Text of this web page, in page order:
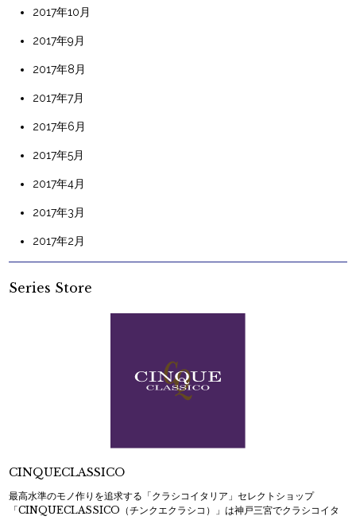
2017年10月
2017年9月
2017年8月
2017年7月
2017年6月
2017年5月
2017年4月
2017年3月
2017年2月
Series Store
CINQUECLASSICO
最高水準のモノ作りを追求する「クラシコイタリア」セレクトショップ
「CINQUECLASSICO（チンクエクラシコ）」は神戸三宮でクラシコイタ